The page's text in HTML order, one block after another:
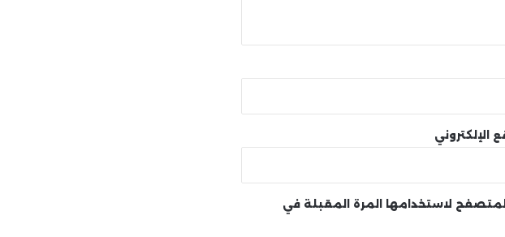
الإلكتروني
لاستخدامها المرة المقبلة في